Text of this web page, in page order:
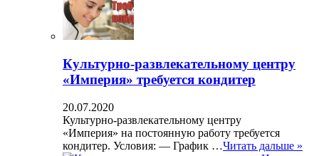
Культурно-развлекательному центру
«Империя» требуется кондитер
20.07.2020
Культурно-развлекательному центру
«Империя» на постоянную работу требуется
кондитер. Условия: — График …Читать дальше »